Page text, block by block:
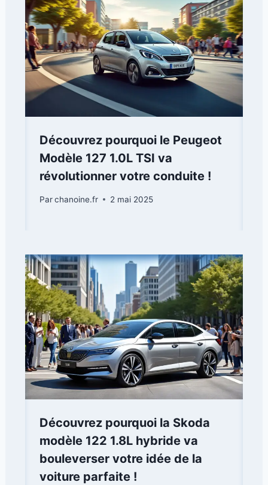
Découvrez pourquoi le Peugeot
Modèle 127 1.0L TSI va
révolutionner votre conduite !
Parchanoine.fr 2 mai 2025
Découvrez pourquoi la Skoda
modèle 122 1.8L hybride va
bouleverser votre idée de la
voiture parfaite !